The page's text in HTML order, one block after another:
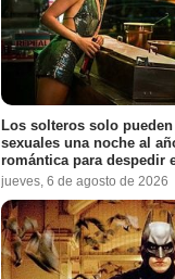
Los solteros solo
sexuales una noche al
romántica para despedir
jueves, 6 de agosto de 2026